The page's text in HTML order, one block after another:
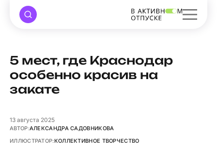
5 мест, где Краснодар
особенно красив на
закате
13 августа 2025
АВТОР:АЛЕКСАНДРА САДОВНИКОВА
ИЛЛЮСТРАТОР:КОЛЛЕКТИВНОЕ ТВОРЧЕСТВО